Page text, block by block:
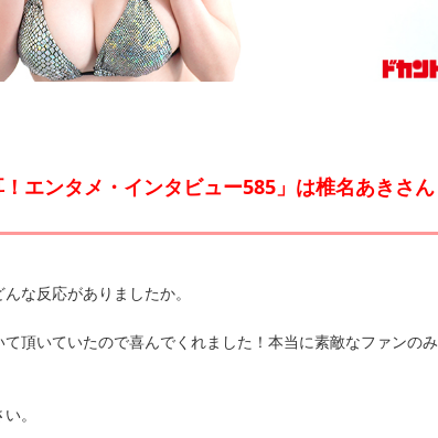
！エンタメ・インタビュー585」は椎名あきさん
な反応がありましたか。
て頂いていたので喜んでくれました！本当に素敵なファンのみ
。